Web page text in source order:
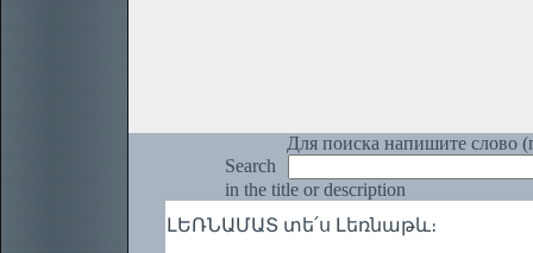
Для поиска напишите слово
Search
in the title or description
ԼԵՌՆԱՄԱՏ տե՛ս Լեռնաթև։